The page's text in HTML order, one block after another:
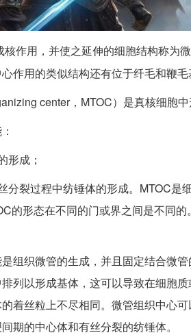
核作用，并使之延伸的细胞结构称为
作用的类似结构还有位于纤毛和鞭毛
center，MTOC）是真核细胞中
形成；
分裂过程中纺锤体的形成。MTOC
的形态在不同的门或界之间是不同
组织微管的生成，并且固定结合微
列以形成基体，这可以导致在细胞
着丝粒上不尽相同。微管组织中心
期的中心体和有丝分裂的纺锤体。